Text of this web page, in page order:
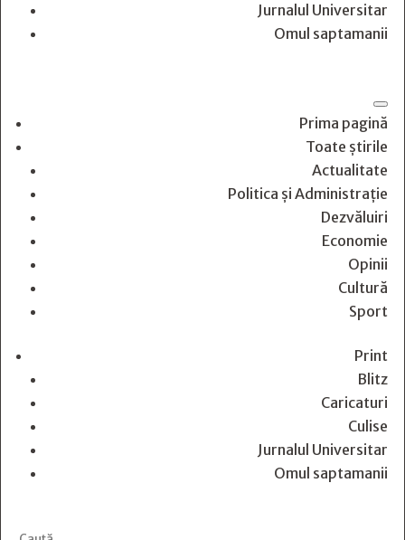
Jurnalul Universitar
Omul saptamanii
Prima pagină
Toate știrile
Actualitate
Politica și Administrație
Dezvăluiri
Economie
Opinii
Cultură
Sport
Print
Blitz
Caricaturi
Culise
Jurnalul Universitar
Omul saptamanii